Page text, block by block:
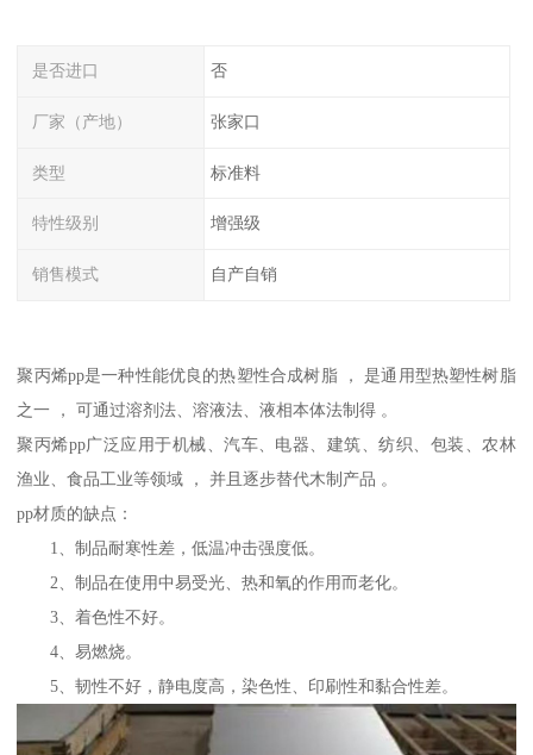
是否进口 否
厂家（产地） 张家口
类型 标准料
特性级别 增强级
销售模式 自产自销
聚丙烯pp是一种性能优良的热塑性合成树脂 ， 是通用型热塑性树脂
之一 ， 可通过溶剂法、溶液法、液相本体法制得 。
聚丙烯pp广泛应用于机械、汽车、电器、建筑、纺织、包装、农林
渔业、食品工业等领域 ， 并且逐步替代木制产品 。
pp材质的缺点：
1、制品耐寒性差，低温冲击强度低。
2、制品在使用中易受光、热和氧的作用而老化。
3、着色性不好。
4、易燃烧。
5、韧性不好，静电度高，染色性、印刷性和黏合性差。